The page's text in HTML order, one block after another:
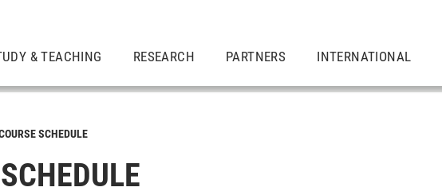
& TEACHING RESEARCH PARTNERS INTERNATIONAL
SCHEDULE